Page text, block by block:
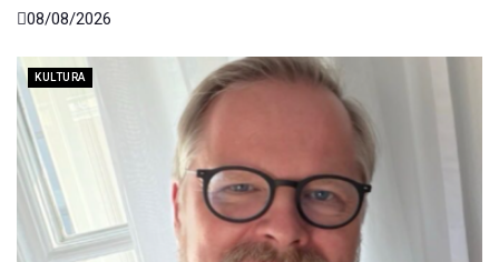
08/08/2026
KULTURA